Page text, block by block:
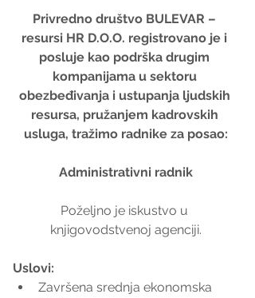
Privredno društvo BULEVAR –
resursi HR D.O.O. registrovano je i
posluje kao podrška drugim
kompanijama u sektoru
obezbeđivanja i ustupanja ljudskih
resursa, pružanjem kadrovskih
usluga, tražimo radnike za posao:
Administrativni radnik
Poželjno je iskustvo u
knjigovodstvenoj agenciji.
Uslovi:
Završena srednja ekonomska